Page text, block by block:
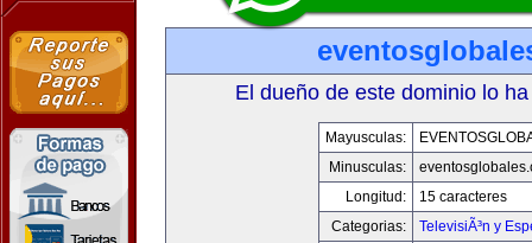
El dueño de este dominio lo
Mayusculas:
Minusculas:
Longitud:
15 caracteres
Categorias:
TelevisiÃ³n y